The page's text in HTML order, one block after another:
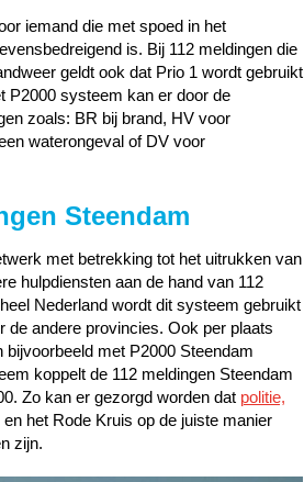
iemand die met spoed in het
is. Bij 112 meldingen die
geldt ook dat Prio 1 wordt gebruikt
P2000 systeem kan er door de
zoals: BR bij brand, HV voor
waterongeval of DV voor
Steendam
met betrekking tot het uitrukken van
hulpdiensten aan de hand van 112
Nederland wordt dit systeem gebruikt
de andere provincies. Ook per plaats
met P2000 Steendam
koppelt de 112 meldingen Steendam
Zo kan er gezorgd worden dat politie,
het Rode Kruis op de juiste manier
zijn.